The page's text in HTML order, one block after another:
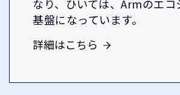
なり、ひいては、Armのエコ
基盤になっています。
詳細はこちら